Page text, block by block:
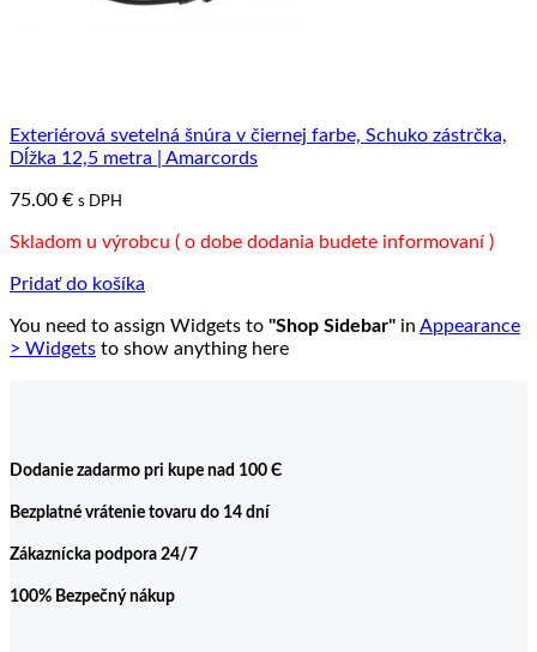
Exteriérová svetelná šnúra v čiernej farbe, Schuko zástrčka,
Dĺžka 12,5 metra | Amarcords
75.00 € s DPH
Skladom u výrobcu ( o dobe dodania budete informovaní )
Pridať do košíka
You need to assign Widgets to "Shop Sidebar" in Appearance
> Widgets to show anything here
Dodanie zadarmo pri kupe nad 100 Є
Bezplatné vrátenie tovaru do 14 dní
Zákaznícka podpora 24/7
100% Bezpečný nákup